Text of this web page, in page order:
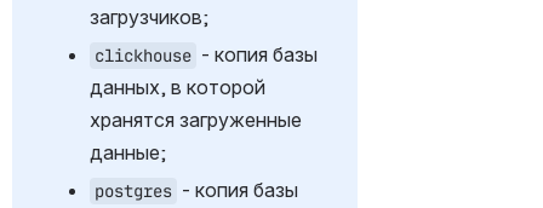
загрузчиков;
clickhouse - копия базы
данных, в которой
хранятся загруженные
данные;
postgres - копия базы